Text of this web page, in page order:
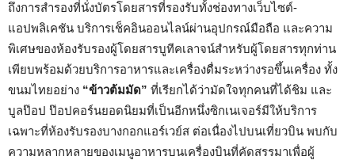
ถึงการสำรองที่นั่งบัตรโดยสารที่รองรับทั้งช่องทางเว็บไซต์-
แอปพลิเคชัน บริการเช็คอินออนไลน์ผ่านอุปกรณ์มือถือ และความ
พิเศษของห้องรับรองผู้โดยสารบูทีคเลาจน์สำหรับผู้โดยสารทุกท่าน
เพียบพร้อมด้วยบริการอาหารและเครื่องดื่มระหว่างรอขึ้นเครื่อง ทั้ง
ขนมไทยอย่าง “ข้าวต้มมัด” ที่เรียกได้ว่ามัดใจทุกคนที่ได้ชิม และ
บูลป๊อป ป๊อปคอร์นยอดนิยมที่เป็นอีกหนึ่งซิกเนเจอร์มีให้บริการ
เฉพาะที่ห้องรับรองบางกอกแอร์เวย์ส ต่อเนื่องไปบนเที่ยวบิน พบกับ
ความหลากหลายของเมนูอาหารบนเครื่องบินที่คัดสรรมาเพื่อผู้